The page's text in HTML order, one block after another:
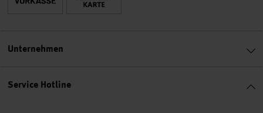
Service Hotline
Unternehmen